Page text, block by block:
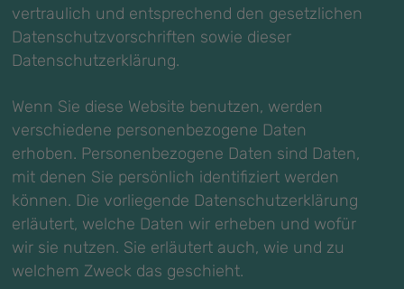
vertraulich und entsprechend den gesetzlichen
Datenschutzvorschriften sowie dieser
Datenschutzerklärung.
Wenn Sie diese Website benutzen, werden
verschiedene personenbezogene Daten
erhoben. Personenbezogene Daten sind Daten,
mit denen Sie persönlich identifiziert werden
können. Die vorliegende Datenschutzerklärung
erläutert, welche Daten wir erheben und wofür
wir sie nutzen. Sie erläutert auch, wie und zu
welchem Zweck das geschieht.